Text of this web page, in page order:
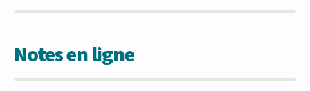
Notes en ligne